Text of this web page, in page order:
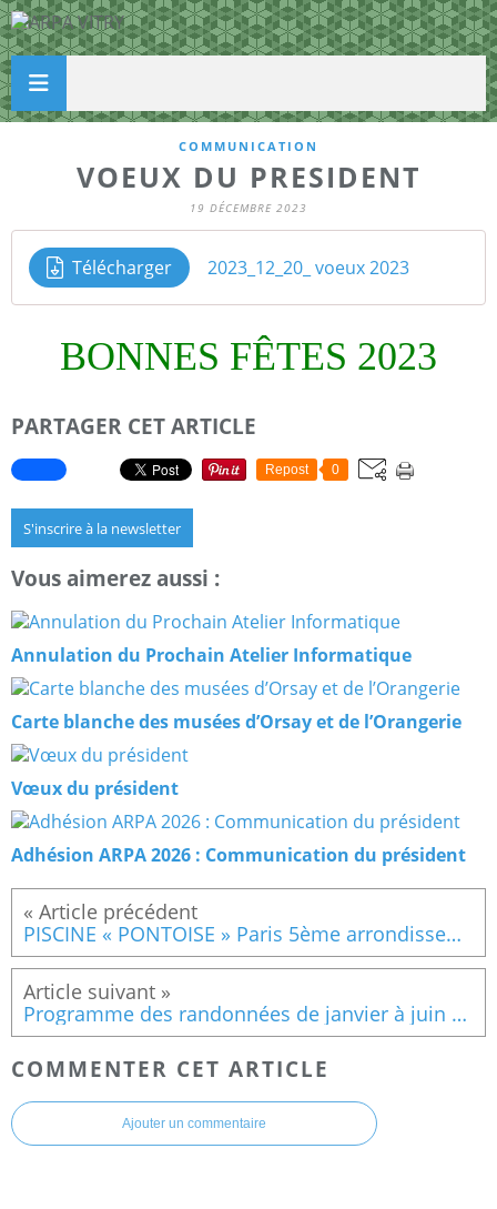
COMMUNICATION
VOEUX DU PRESIDENT
19 DÉCEMBRE 2023
Télécharger 2023_12_20_ voeux 2023
BONNES FÊTES 2023
PARTAGER CET ARTICLE
Repost 0
S'inscrire à la newsletter
Vous aimerez aussi :
Annulation du Prochain Atelier Informatique
Carte blanche des musées d’Orsay et de l’Orangerie
Vœux du président
Adhésion ARPA 2026 : Communication du président
PISCINE « PONTOISE » Paris 5ème arrondissement
Programme des randonnées de janvier à juin 2024
COMMENTER CET ARTICLE
Ajouter un commentaire